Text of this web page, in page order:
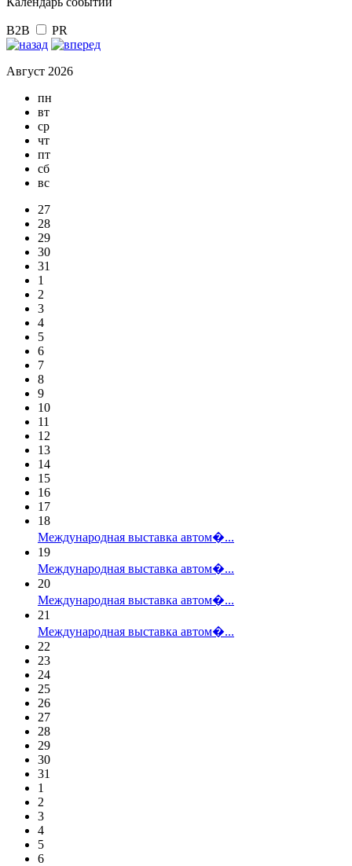
B2B PR
Август 2026
пн
вт
ср
чт
пт
сб
вс
27
28
29
30
31
1
2
3
4
5
6
7
8
9
10
11
12
13
14
15
16
17
18
Международная выставка автом�...
19
Международная выставка автом�...
20
Международная выставка автом�...
21
Международная выставка автом�...
22
23
24
25
26
27
28
29
30
31
1
2
3
4
5
6